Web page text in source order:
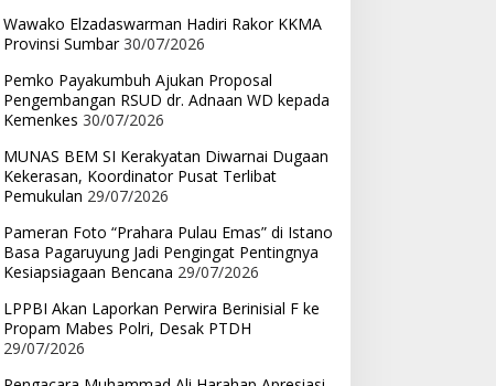
Wawako Elzadaswarman Hadiri Rakor KKMA
Provinsi Sumbar 30/07/2026
Pemko Payakumbuh Ajukan Proposal
Pengembangan RSUD dr. Adnaan WD kepada
Kemenkes 30/07/2026
MUNAS BEM SI Kerakyatan Diwarnai Dugaan
Kekerasan, Koordinator Pusat Terlibat
Pemukulan 29/07/2026
Pameran Foto “Prahara Pulau Emas” di Istano
Basa Pagaruyung Jadi Pengingat Pentingnya
Kesiapsiagaan Bencana 29/07/2026
LPPBI Akan Laporkan Perwira Berinisial F ke
Propam Mabes Polri, Desak PTDH
29/07/2026